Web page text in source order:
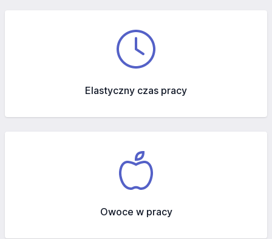
Elastyczny czas pracy
Owoce w pracy